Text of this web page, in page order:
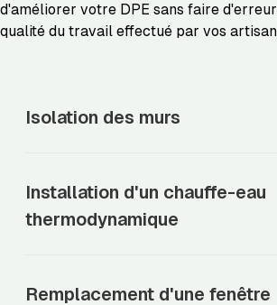
d'améliorer votre DPE sans faire
qualité du travail effectué par vos
Isolation des murs
Installation d'un chauffe-eau
thermodynamique
Remplacement d'une fenêtre